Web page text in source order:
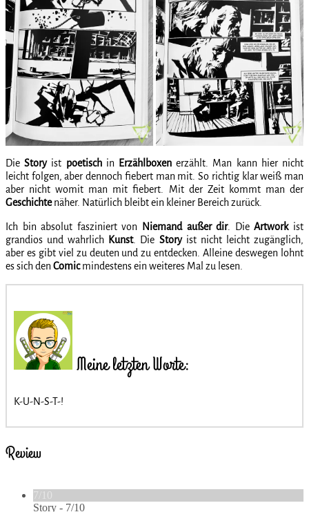
DieStoryist poetischin Erzählboxen erzählt. Man kann hier nicht
leicht folgen, aber dennoch fiebert man mit. So richtig klar weiß man
aber nicht womit man mit fiebert. Mit der Zeit kommt man der
Geschichtenäher. Natürlich bleibt ein kleiner Bereichzurück.
Ich bin absolut fasziniert von Niemand außer dir. DieArtworkist
grandios und wahrlich Kunst. Die Storyist nicht leicht zugänglich,
aber es gibt viel zu deuten und zu entdecken. Alleine deswegen lohnt
es sich den Comicmindestens ein weiteres Mal zu lesen.
Meine letzten Worte:
K-U-N-S-T-!
Review
7/10
Story - 7/10